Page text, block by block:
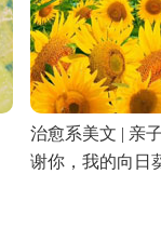
治愈系美文 | 亲
谢你，我的向日